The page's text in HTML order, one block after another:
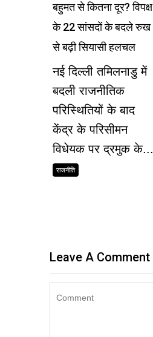
बहुमत से कितना दूर? विपक्ष
के 22 सांसदों के बदले रुख
से बढ़ी सियासी हलचल
नई दिल्ली तमिलनाडु में
बदली राजनीतिक
परिस्थितियों के बाद
केंद्र के परिसीमन
विधेयक पर द्रमुक के...
राजनीति
Leave A Comment